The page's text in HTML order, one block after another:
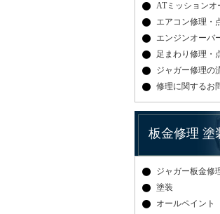
ATミッションオ
エアコン修理・
エンジンオーバ
足まわり修理・
ジャガー修理の
修理に関するお
板金修理 塗
ジャガー板金修
塗装
オールペイント